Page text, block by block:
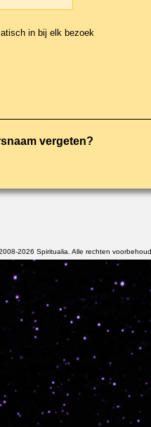
in bij elk bezoek
vergeten?
2026 Spiritualia. Alle rechten